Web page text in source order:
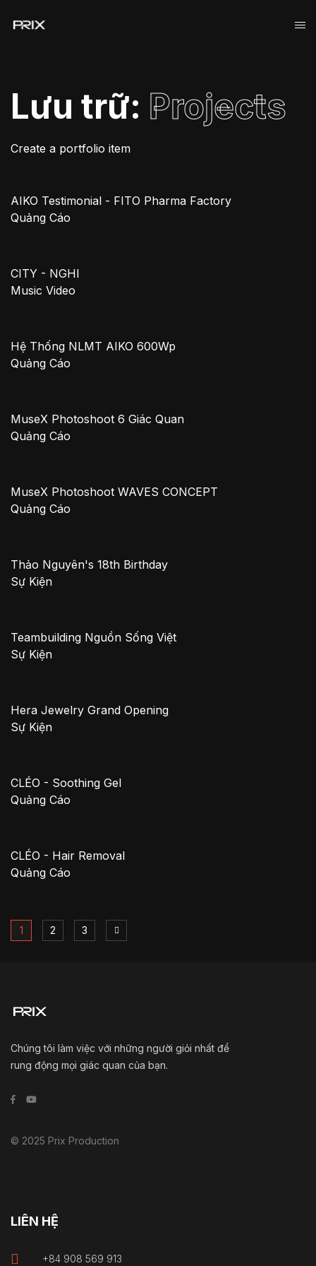
Lưu trữ: Projects
Create a portfolio item
AIKO Testimonial - FITO Pharma Factory
Quảng Cáo
CITY - NGHI
Music Video
Hệ Thống NLMT AIKO 600Wp
Quảng Cáo
MuseX Photoshoot 6 Giác Quan
Quảng Cáo
MuseX Photoshoot WAVES CONCEPT
Quảng Cáo
Thảo Nguyên's 18th Birthday
Sự Kiện
Teambuilding Nguồn Sống Việt
Sự Kiện
Hera Jewelry Grand Opening
Sự Kiện
CLÉO - Soothing Gel
Quảng Cáo
CLÉO - Hair Removal
Quảng Cáo
1 2 3
Chúng tôi làm việc với những người giỏi nhất để
rung động mọi giác quan của bạn.
© 2025 Prix Production
LIÊN HỆ
+84 908 569 913